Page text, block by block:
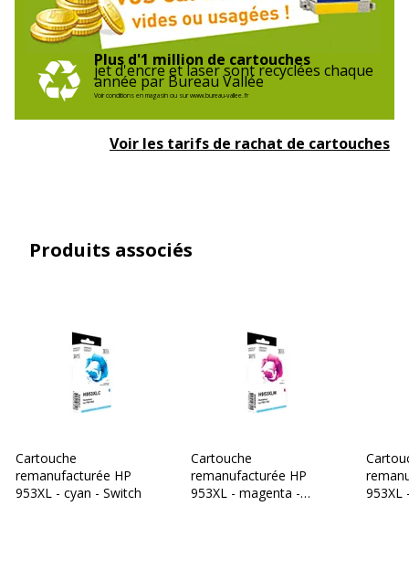
Plus d'1 million de cartouches
jet d'encre et laser sont recyclées chaque
année par Bureau Vallée
Voir conditions en magasin ou sur www.bureau-vallee.fr
Voir les tarifs de rachat de cartouches
Produits associés
Cartouche
remanufacturée HP
953XL - cyan - Switch
Cartouche
remanufacturée HP
953XL - magenta -
953XL